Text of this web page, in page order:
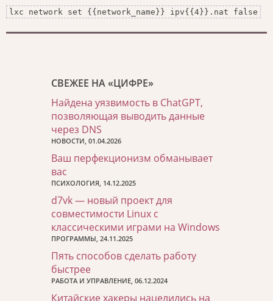
lxc network set {{network_name}} ipv{{4}}.nat false
СВЕЖЕЕ НА «ЦИФРЕ»
Найдена уязвимость в ChatGPT,
позволяющая выводить данные
через DNS
НОВОСТИ, 01.04.2026
Ваш перфекционизм обманывает
вас
ПСИХОЛОГИЯ, 14.12.2025
d7vk — новый проект для
совместимости Linux с
классическими играми на Windows
ПРОГРАММЫ, 24.11.2025
Пять способов сделать работу
быстрее
РАБОТА И УПРАВЛЕНИЕ, 06.12.2024
Китайские хакеры нацелились на